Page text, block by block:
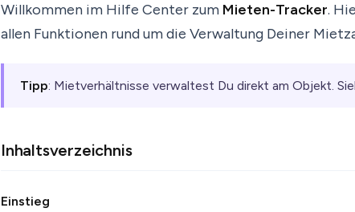
Willkommen im Hilfe Center zum Mieten-Tracker.
allen Funktionen rund um die Verwaltung Deiner
Tipp: Mietverhältnisse verwaltest Du direkt am Objekt.
Inhaltsverzeichnis
Einstieg